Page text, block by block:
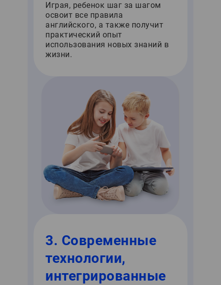
Играя, ребенок шаг за шагом
освоит все правила
английского, а также получит
практический опыт
использования новых знаний в
жизни.
3. Современные
технологии,
интегрированные